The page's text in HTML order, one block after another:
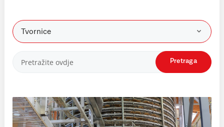
Tvornice
Pretraga